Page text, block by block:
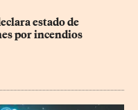
estado de
por incendios